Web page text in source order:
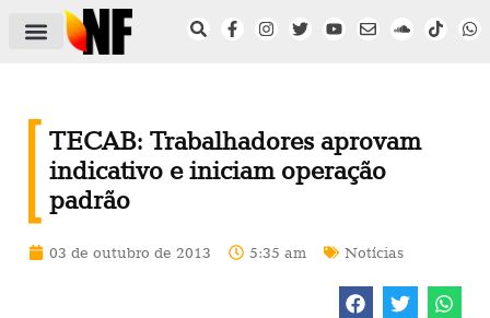
TECAB: Trabalhadores aprovam
indicativo e iniciam operação
padrão
03 de outubro de 2013 5:35 am Notícias